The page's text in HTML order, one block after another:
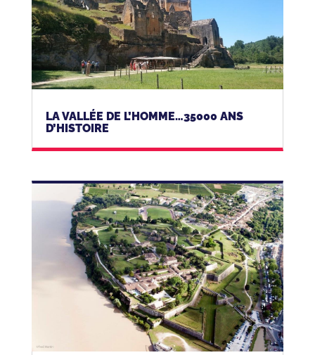
LA VALLÉE DE L’HOMME…35000 ANS
D’HISTOIRE